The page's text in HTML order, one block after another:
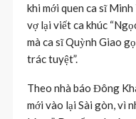
khi mới quen ca sĩ
vợ lại viết ca khúc
mà ca sĩ Quỳnh Giao
trác tuyệt”.
Theo nhà báo Đông
mới vào lại Sài gòn, vì